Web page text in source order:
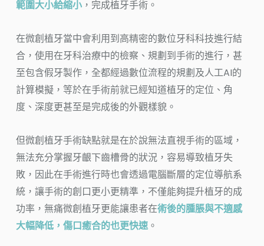
範圍大小給縮小，完成植牙手術。
在微創植牙當中會利用到高精密的數位牙科科技進行結
合，使用在牙科治療中的檢察、規劃到手術的進行，甚
至包含假牙製作，全都經過數位流程的規劃及人工AI的
計算模擬，等於在手術前就已經知道植牙的定位、角
度、深度更甚至是完成後的外觀樣貌。
但微創植牙手術缺點就是在於說無法直視手術的區域，
無法充分掌握牙齦下齒槽骨的狀況，容易導致植牙失
敗，因此在手術進行時也會透過電腦斷層的定位導航系
統，讓手術的創口更小更精準，不僅能夠提升植牙的成
功率，無痛微創植牙更能讓患者在術後的腫脹與不適感
大幅降低，傷口癒合的也更快速。